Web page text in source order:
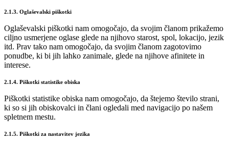
2.1.3. Oglaševalski piškotki
Oglaševalski piškotki nam omogočajo, da svojim članom prikažemo
ciljno usmerjene oglase glede na njihovo starost, spol, lokacijo, jezik
itd. Prav tako nam omogočajo, da svojim članom zagotovimo
ponudbe, ki bi jih lahko zanimale, glede na njihove afinitete in
interese.
2.1.4. Piškotki statistike obiska
Piškotki statistike obiska nam omogočajo, da štejemo število strani,
ki so si jih obiskovalci in člani ogledali med navigacijo po našem
spletnem mestu.
2.1.5. Piškotki za nastavitev jezika